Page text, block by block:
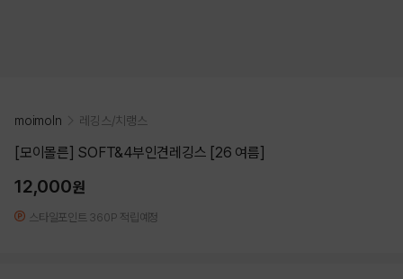
moimoln 레깅스/치랭스
[모이몰른] SOFT&4부인견레깅스 [26 여름]
12,000원
스타일포인트 360P 적립예정